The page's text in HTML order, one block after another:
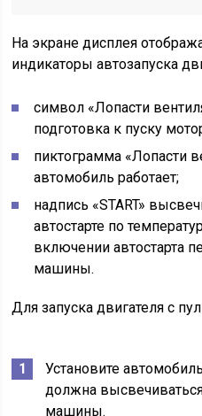
На экране дисплея
индикаторы автозапуска
символ «Лопасти
подготовка к пуску
пиктограмма «Лопасти
автомобиль работает;
надпись «START»
автостарте по
включении автостарта
машины.
Для запуска двигателя с
Установите
должна
машины.